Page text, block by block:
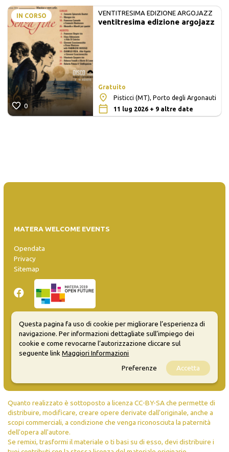
IN CORSO
0
VENTITRESIMA EDIZIONE ARGOJAZZ
ventitresima edizione argojazz
Gratuito
Pisticci (MT), Porto degli Argonauti
11 lug 2026 + 9 altre date
MATERA WELCOME EVENTS
Opendata
Privacy
Sitemap
Inserisci evento
Guida
FAQ
Quanto realizzato è sottoposto a licenza CC-BY-SA che permette di
distribuire, modificare, creare opere derivate dall'originale, anche a
scopi commerciali, a condizione che venga riconosciuta la paternità
dell'opera all'autore.
Se remixi, trasformi il materiale o ti basi su di esso, devi distribuire i
Questa pagina fa uso di cookie per migliorare l’esperienza di
navigazione. Per informazioni dettagliate sull’impiego dei
cookie e come revocarne l’autorizzazione cliccare sul
seguente linkMaggiori Informazioni
Preferenze
Accetta